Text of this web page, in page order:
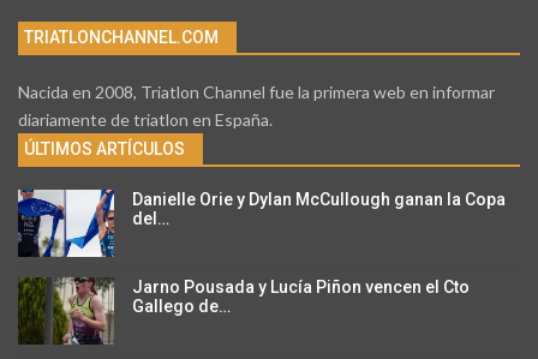
TRIATLONCHANNEL.COM
Nacida en 2008, Triatlon Channel fue la primera web en informar
diariamente de triatlon en España.
ÚLTIMOS ARTÍCULOS
Danielle Orie y Dylan McCullough ganan la Copa
del…
Jarno Pousada y Lucía Piñon vencen el Cto
Gallego de…